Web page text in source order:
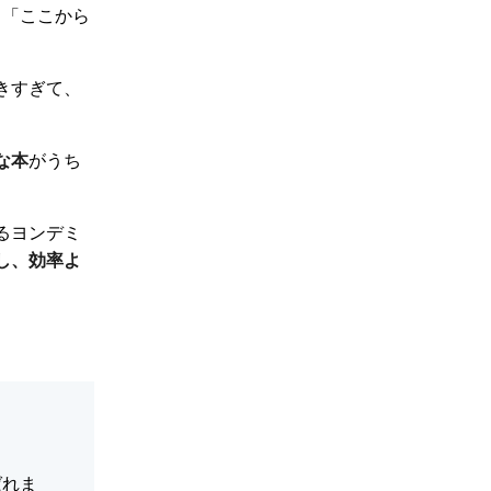
ここから
ぎて、
本がうち
ヨンデミ
、効率よ
ま